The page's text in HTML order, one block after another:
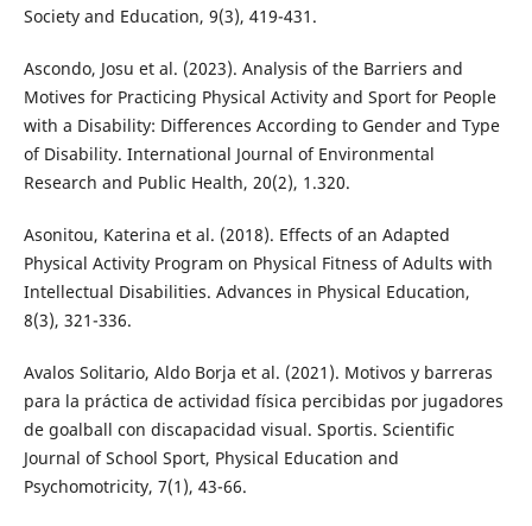
Society and Education, 9(3), 419-431.
Ascondo, Josu et al. (2023). Analysis of the Barriers and
Motives for Practicing Physical Activity and Sport for People
with a Disability: Differences According to Gender and Type
of Disability. International Journal of Environmental
Research and Public Health, 20(2), 1.320.
Asonitou, Katerina et al. (2018). Effects of an Adapted
Physical Activity Program on Physical Fitness of Adults with
Intellectual Disabilities. Advances in Physical Education,
8(3), 321-336.
Avalos Solitario, Aldo Borja et al. (2021). Motivos y barreras
para la práctica de actividad física percibidas por jugadores
de goalball con discapacidad visual. Sportis. Scientific
Journal of School Sport, Physical Education and
Psychomotricity, 7(1), 43-66.